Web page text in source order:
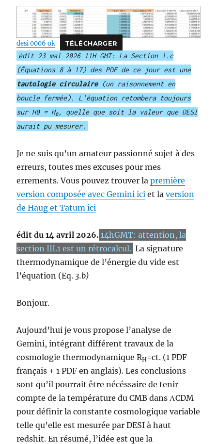
desi 0006 ok TÉLÉCHARGER
édit 23 mai 2026 11H GMT: La Section 1.c
(Équations 8 à 17) des PDF de ce jour est une
tautologie circulaire(un raisonnement en
boucle fermée). L'équation retombera toujours
sur H0 = H0, quelle que soit la valeur que DESI
aurait pu mesurer.
Je ne suis qu’un amateur passionné sujet à des
erreurs, toutes mes excuses pour mes
errements. Vous pouvez trouver lapremière
version composée avec Gemini ici et laversion
de Haug et Tatum ici
édit du 14 avril 2026. 14hGMT: attention, la
section III.1 est un rétrocalcul. La signature
thermodynamique de l’énergie du vide est
l’équation (Eq. 3.b)
Bonjour.
Aujourd’hui je vous propose l’analyse de
Gemini, intégrant différent travaux de la
cosmologie thermodynamique RH=ct. (1 PDF
français + 1 PDF en anglais). Les conclusions
sont qu’il pourrait être nécéssaire de tenir
compte de la température du CMB dans ΛCDM
pour définir la constante cosmologique variable
telle qu’elle est mesurée par DESI à haut
redshit. En résumé, l’idée est que la